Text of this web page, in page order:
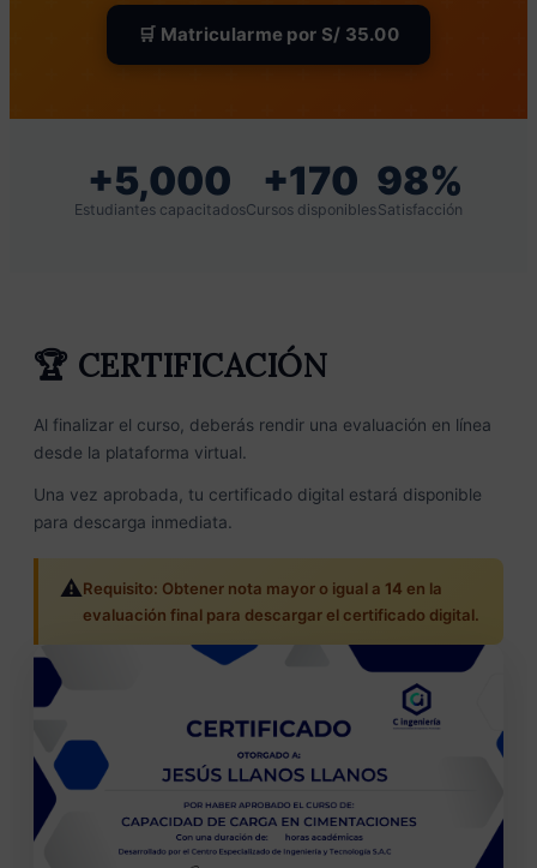
🛒 Matricularme por S/ 35.00
+5,000
Estudiantes capacitados
+170
Cursos disponibles
98%
Satisfacción
🏆 CERTIFICACIÓN
Al finalizar el curso, deberás rendir una evaluación en línea
desde la plataforma virtual.
Una vez aprobada, tu certificado digital estará disponible
para descarga inmediata.
⚠️Requisito: Obtener nota mayor o igual a 14 en la
evaluación final para descargar el certificado digital.